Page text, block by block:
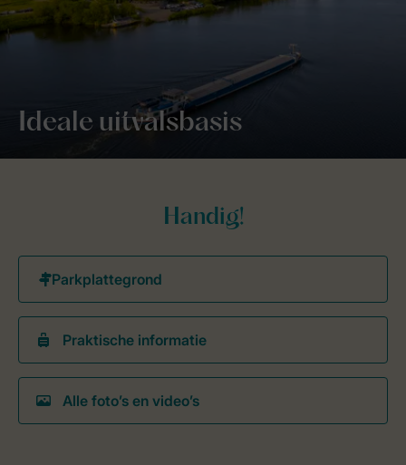
Ideale uitvalsbasis
Handig!
Praktische informatie
Alle foto’s en video’s